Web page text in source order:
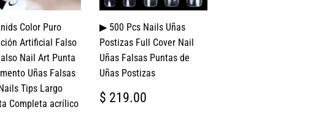
Color Puro
Artificial Falso
Nail Art Punta
Uñas Falsas
Tips Largo
Completa acrílico
▶ 500 Pcs Nails Uñas
Postizas Full Cover Nail
Uñas Falsas Puntas de
Uñas Postizas
PRECIO
HABITUAL
$ 219.00